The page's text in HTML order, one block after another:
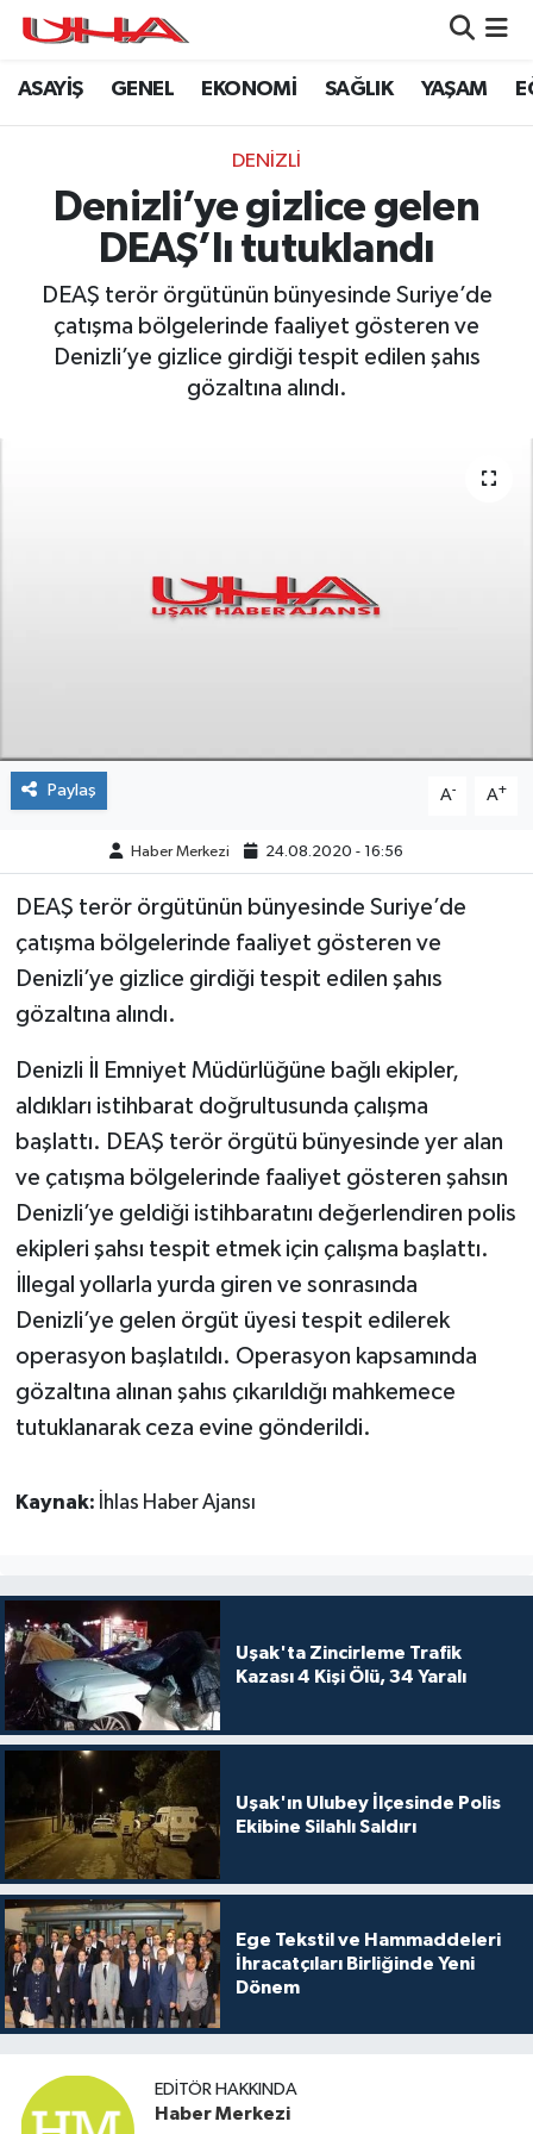
ASAYİŞ GENEL EKONOMİ SAĞLIK YAŞAM
DENİZLİ
Denizli’ye gizlice gelen
DEAŞ’lı tutuklandı
DEAŞ terör örgütünün bünyesinde Suriye’de
çatışma bölgelerinde faaliyet gösteren ve
Denizli’ye gizlice girdiği tespit edilen şahıs
gözaltına alındı.
Paylaş A- A+
Haber Merkezi 24.08.2020 - 16:56
DEAŞ terör örgütünün bünyesinde Suriye’de
çatışma bölgelerinde faaliyet gösteren ve
Denizli’ye gizlice girdiği tespit edilen şahıs
gözaltına alındı.
Denizli İl Emniyet Müdürlüğüne bağlı ekipler,
aldıkları istihbarat doğrultusunda çalışma
başlattı. DEAŞ terör örgütü bünyesinde yer alan
ve çatışma bölgelerinde faaliyet gösteren şahsın
Denizli’ye geldiği istihbaratını değerlendiren polis
ekipleri şahsı tespit etmek için çalışma başlattı.
İllegal yollarla yurda giren ve sonrasında
Denizli’ye gelen örgüt üyesi tespit edilerek
operasyon başlatıldı. Operasyon kapsamında
gözaltına alınan şahıs çıkarıldığı mahkemece
tutuklanarak ceza evine gönderildi.
Kaynak: İhlas Haber Ajansı
Uşak'ta Zincirleme Trafik
Kazası 4 Kişi Ölü, 34 Yaralı
Uşak'ın Ulubey İlçesinde Polis
Ekibine Silahlı Saldırı
Ege Tekstil ve Hammaddeleri
İhracatçıları Birliğinde Yeni
Dönem
EDITÖR HAKKINDA
Haber Merkezi
ASAYİŞ
GENEL
SAĞLIK
LEZETLERİMİZ
BİLİM VE TEKNOLOJİ
KÜLTÜR-SANAT
Magazin
ÖZEL HABER
POLİTİKA
SPOR
TEKNOLOJİ
Yerel
Nöbetçi Eczaneler
Namaz Vakitleri
Trafik Durumu
Puan Durumu ve Fikstür
Tüm Manşetler